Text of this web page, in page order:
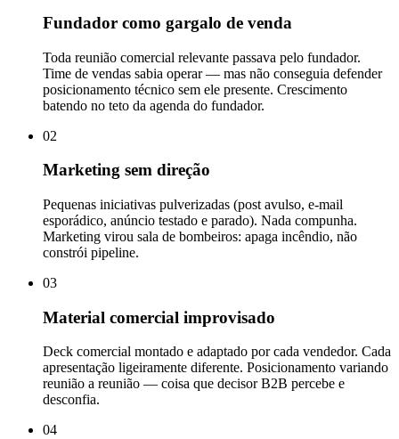
Fundador como gargalo de venda
Toda reunião comercial relevante passava pelo fundador.
Time de vendas sabia operar — mas não conseguia defender
posicionamento técnico sem ele presente. Crescimento
batendo no teto da agenda do fundador.
02
Marketing sem direção
Pequenas iniciativas pulverizadas (post avulso, e-mail
esporádico, anúncio testado e parado). Nada compunha.
Marketing virou sala de bombeiros: apaga incêndio, não
constrói pipeline.
03
Material comercial improvisado
Deck comercial montado e adaptado por cada vendedor. Cada
apresentação ligeiramente diferente. Posicionamento variando
reunião a reunião — coisa que decisor B2B percebe e
desconfia.
04